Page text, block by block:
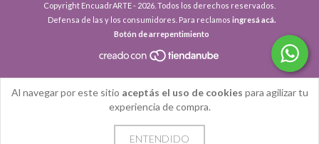
Al navegar por este sitio aceptás el uso de cookies para agilizar tu
experiencia de compra.
ENTENDIDO
Copyright EncuadrARTE - 2026. Todos los derechos reservados.
Defensa de las y los consumidores. Para reclamos ingresá acá.
Botón de arrepentimiento